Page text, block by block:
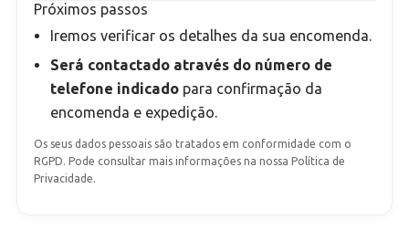
Próximos passos
Iremos verificar os detalhes da sua encomenda.
Será contactado através do número de
telefone indicado para confirmação da
encomenda e expedição.
Os seus dados pessoais são tratados em conformidade com o
RGPD. Pode consultar mais informações na nossa Política de
Privacidade.